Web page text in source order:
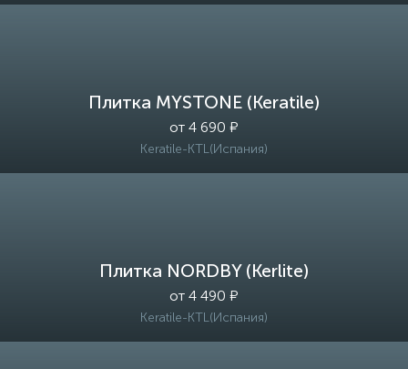
Плитка MYSTONE (Keratile)
от 4 690 ₽
Keratile-KTL(Испания)
Плитка NORDBY (Kerlite)
от 4 490 ₽
Keratile-KTL(Испания)